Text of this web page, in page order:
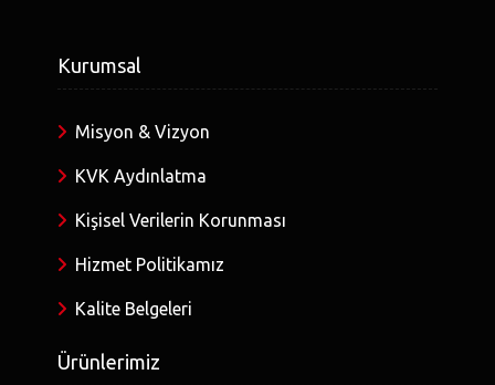
Kurumsal
Misyon & Vizyon
KVK Aydınlatma
Kişisel Verilerin Korunması
Hizmet Politikamız
Kalite Belgeleri
Ürünlerimiz